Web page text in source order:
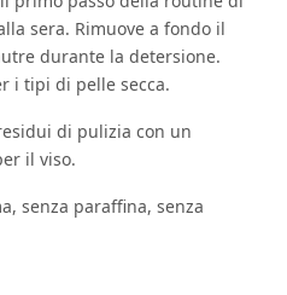
sera. Rimuove a fondo il
durante la detersione.
i tipi di pelle secca.
di pulizia con un
il viso.
senza paraffina, senza